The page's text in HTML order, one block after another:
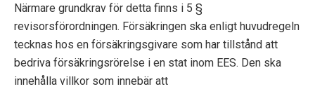
Närmare grundkrav för detta finns i 5 §
revisorsförordningen. Försäkringen ska enligt huvudregeln
tecknas hos en försäkringsgivare som har tillstånd att
bedriva försäkringsrörelse i en stat inom EES. Den ska
innehålla villkor som innebär att